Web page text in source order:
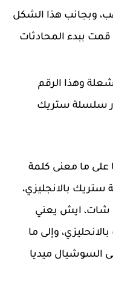
وبجانب هذا الشكل
ببدء المحادثات
وهذا الرقم
سلسلة ستريك
على ما معنى كلمة
بالانجليزي،
شات، ايش يعني
وإلى ما
السوشيال ميديا